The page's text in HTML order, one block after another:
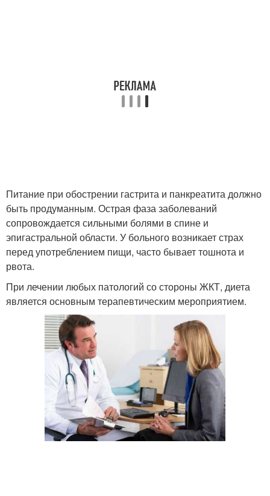
Питание при обострении гастрита и панкреатита должно
быть продуманным. Острая фаза заболеваний
сопровождается сильными болями в спине и
эпигастральной области. У больного возникает страх
перед употреблением пищи, часто бывает тошнота и
рвота.
При лечении любых патологий со стороны ЖКТ, диета
является основным терапевтическим мероприятием.